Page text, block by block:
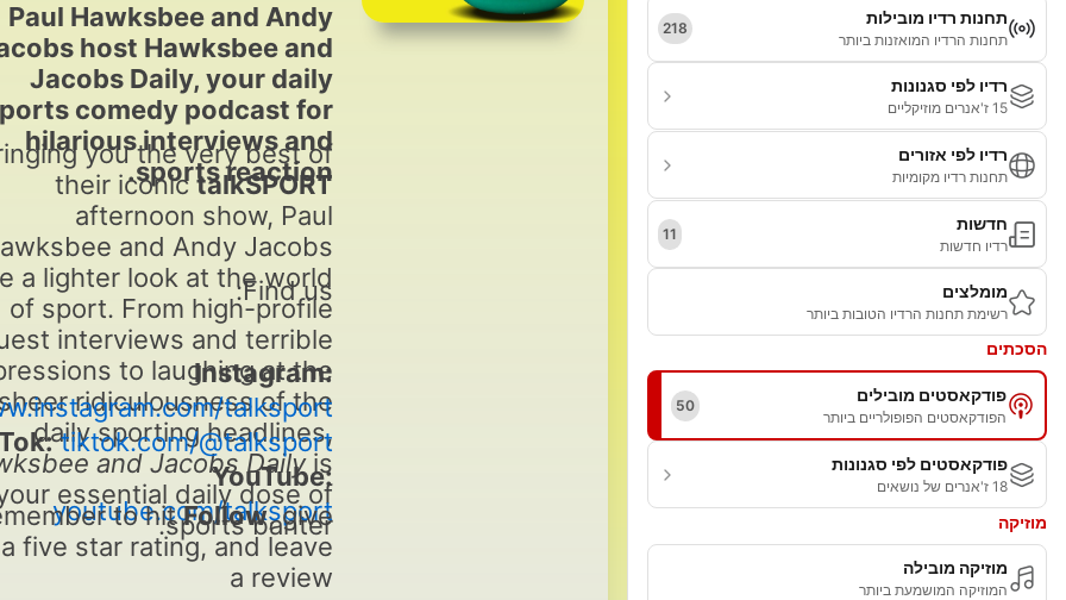
תחנות רדיו מובילות
תחנות הרדיו המואזנות ביותר
218
רדיו לפי סגנונות
15 ז'אנרים מוזיקליים
רדיו לפי אזורים
תחנות רדיו מקומיות
חדשות
רדיו חדשות
11
מומלצים
רשימת תחנות הרדיו הטובות ביותר
הסכתים
פודקאסטים מובילים
הפודקאסטים הפופולריים ביותר
50
פודקאסטים לפי סגנונות
18 ז'אנרים של נושאים
מוזיקה
מוזיקה מובילה
המוזיקה המושמעת ביותר
Paul Hawksbee and Andy
host Hawksbee and
Jacobs Daily, your daily
comedy podcast for
hilarious interviews and
sports reaction.
you the very best of
their iconictalkSPORT
afternoon show, Paul
and Andy Jacobs
a lighter look at the world
of sport. From high-profile
interviews and terrible
to laughing at the
ridiculousness of the
daily sporting headlines,
and Jacobs Dailyis
essential daily dose of
sports banter.
Find us:
Instagram:
talksport/
tiktok.com/@talksport
YouTube:
youtube.com/talksport
to hitFollow, give
five star rating, and leave
a review